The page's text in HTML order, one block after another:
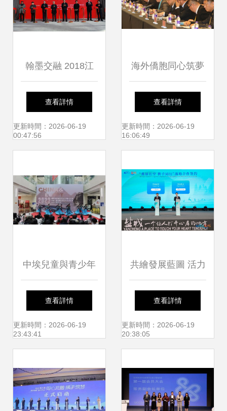
翰墨交融 2018江
蘇·陜西書法名家精
品交流展在江蘇省
幕
查看詳情
更新時間：2026-06-19
00:47:56
海外僑胞同心筑夢
絲路 文藝盛宴點亮
古都西安
查看詳情
更新時間：2026-06-19
16:06:49
中埃兒童與青少年
文化藝術交流作品
活動在金昌成功舉
查看詳情
更新時間：2026-06-19
23:43:41
共繪發展藍圖 活力
鹽城文化旅游嘉年
華盛大啟幕
查看詳情
更新時間：2026-06-19
20:38:05